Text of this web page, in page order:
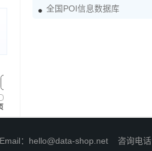
全国POI信息数据库
Email：hello@data-shop.net 咨询电